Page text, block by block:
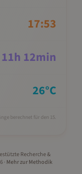
17:53
11h 12min
26°C
berechnet für den 15.
Recherche &
· Mehr zur Methodik